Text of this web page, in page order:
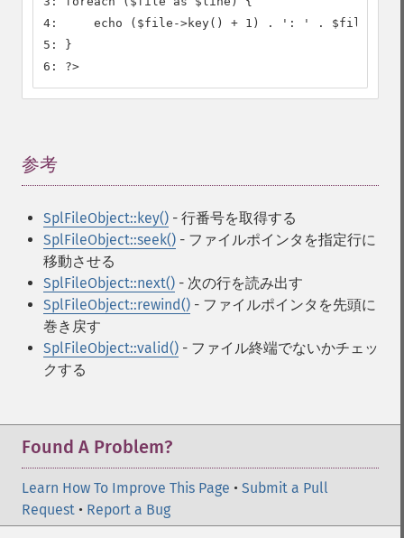
4:     echo ($file->key() + 1) . ': ' . $file-
5: }
6: ?>
参考
SplFileObject::key() - 行番号を取得する
SplFileObject::seek() - ファイルポインタを指定行に
移動させる
SplFileObject::next() - 次の行を読み出す
SplFileObject::rewind() - ファイルポインタを先頭に
巻き戻す
SplFileObject::valid() - ファイル終端でないかチェッ
クする
Found A Problem?
Learn How To Improve This Page • Submit a Pull
Request • Report a Bug